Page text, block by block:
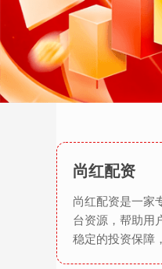
尚红配资
尚红配资是一家
台资源，帮助用
稳定的投资保障